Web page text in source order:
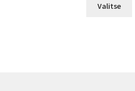
Valitse